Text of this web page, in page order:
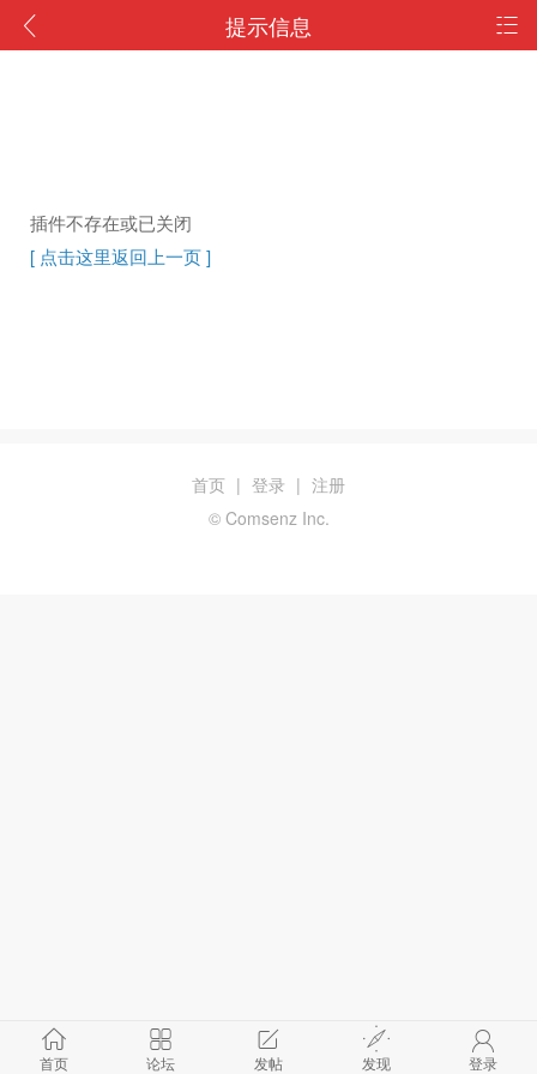
提示信息
插件不存在或已关闭
[ 点击这里返回上一页 ]
首页 论坛 发帖 发现 登录
首页 | 登录 | 注册
© Comsenz Inc.